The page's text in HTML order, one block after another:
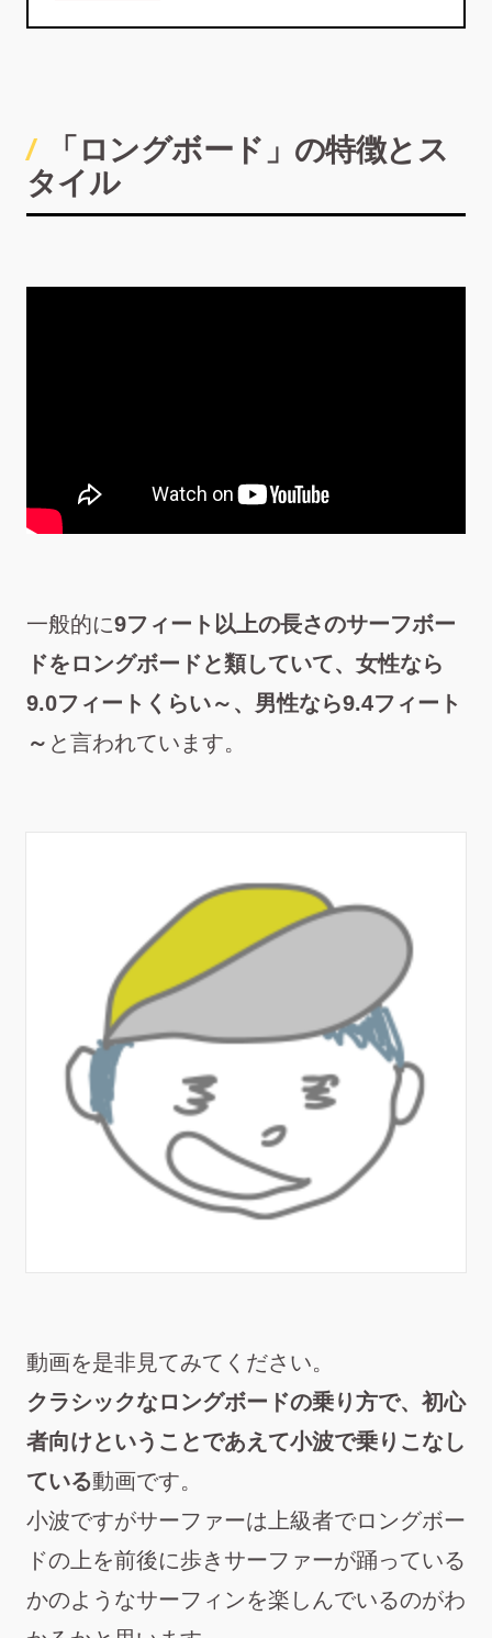
「ロングボード」の特徴とス
タイル
一般的に9フィート以上の長さのサーフボー
ドをロングボードと類していて、女性なら
9.0フィートくらい～、男性なら9.4フィート
～ と言われています。
動画を是非見てみてください。
クラシックなロングボードの乗り方で、初心
者向けということであえて小波で乗りこなし
ている動画です。
小波ですがサーファーは上級者でロングボー
ドの上を前後に歩きサーファーが踊っている
かのようなサーフィンを楽しんでいるのがわ